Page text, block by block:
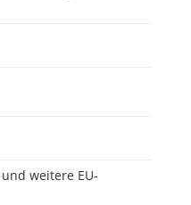
weitere EU-